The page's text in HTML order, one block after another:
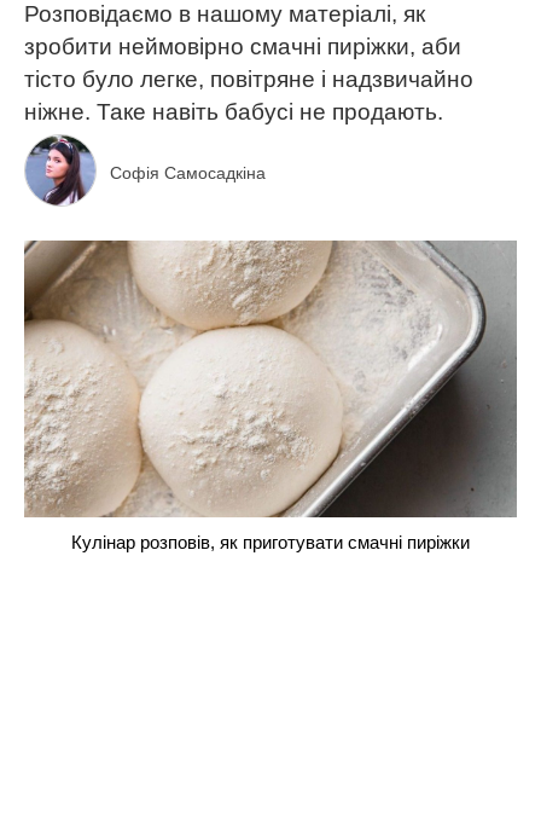
Розповідаємо в нашому матеріалі, як
зробити неймовірно смачні пиріжки, аби
тісто було легке, повітряне і надзвичайно
ніжне. Таке навіть бабусі не продають.
Софія Самосадкіна
Кулінар розповів, як приготувати смачні пиріжки